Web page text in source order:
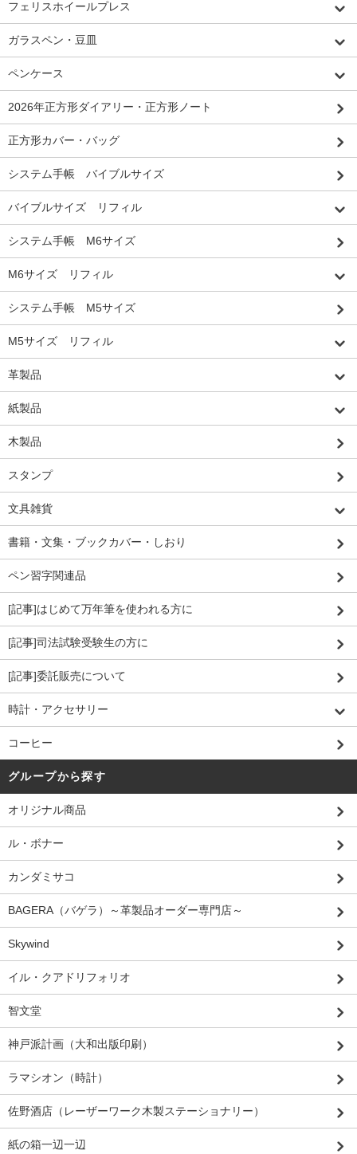
フェリスホイールプレス
ガラスペン・豆皿
ペンケース
2026年正方形ダイアリー・正方形ノート
正方形カバー・バッグ
システム手帳 バイブルサイズ
バイブルサイズ リフィル
システム手帳 M6サイズ
M6サイズ リフィル
システム手帳 M5サイズ
M5サイズ リフィル
革製品
紙製品
木製品
スタンプ
文具雑貨
書籍・文集・ブックカバー・しおり
ペン習字関連品
[記事]はじめて万年筆を使われる方に
[記事]司法試験受験生の方に
[記事]委託販売について
時計・アクセサリー
コーヒー
グループから探す
オリジナル商品
ル・ボナー
カンダミサコ
BAGERA（バゲラ）～革製品オーダー専門店～
Skywind
イル・クアドリフォリオ
智文堂
神戸派計画（大和出版印刷）
ラマシオン（時計）
佐野酒店（レーザーワーク木製ステーショナリー）
紙の箱一辺一辺